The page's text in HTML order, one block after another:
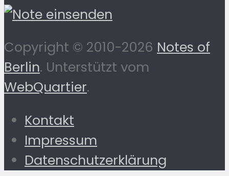
Copyright © 2010-2026 Notes of
Berlin. Unterstützt vom
WebQuartier.
Kontakt
Impressum
Datenschutzerklärung